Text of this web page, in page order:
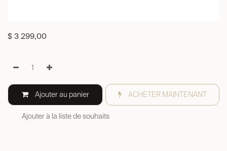
$ 3 299,00
Ajouter au panier ACHETER MAINTENANT
Ajouter à la liste de souhaits